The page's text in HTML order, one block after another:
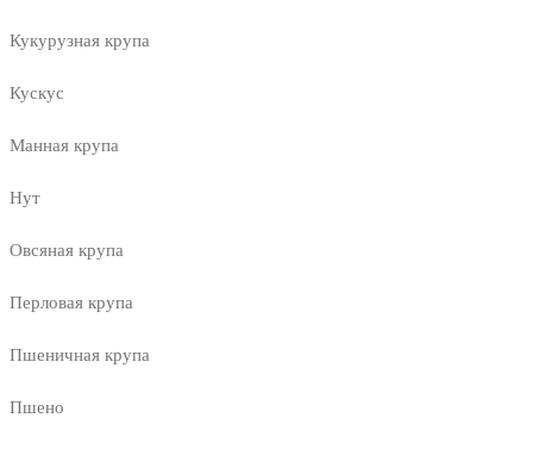
Кукурузная крупа
Кускус
Манная крупа
Нут
Овсяная крупа
Перловая крупа
Пшеничная крупа
Пшено